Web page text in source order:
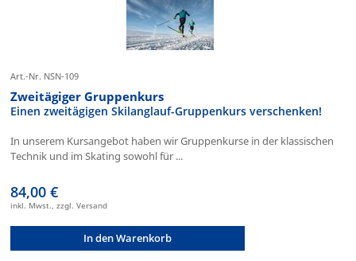
Art.-Nr. NSN-109
Zweitägiger Gruppenkurs
Einen zweitägigen Skilanglauf-Gruppenkurs verschenken!
In unserem Kursangebot haben wir Gruppenkurse in der klassischen
Technik und im Skating sowohl für ...
84,00 €
inkl. Mwst., zzgl. Versand
In den Warenkorb